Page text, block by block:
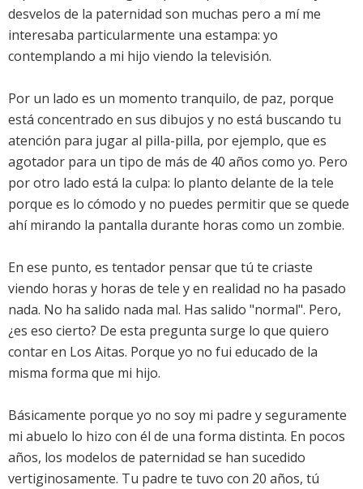
desvelos de la paternidad son muchas pero a mí me
interesaba particularmente una estampa: yo
contemplando a mi hijo viendo la televisión.
Por un lado es un momento tranquilo, de paz, porque
está concentrado en sus dibujos y no está buscando tu
atención para jugar al pilla-pilla, por ejemplo, que es
agotador para un tipo de más de 40 años como yo. Pero
por otro lado está la culpa: lo planto delante de la tele
porque es lo cómodo y no puedes permitir que se quede
ahí mirando la pantalla durante horas como un zombie.
En ese punto, es tentador pensar que tú te criaste
viendo horas y horas de tele y en realidad no ha pasado
nada. No ha salido nada mal. Has salido "normal". Pero,
¿es eso cierto? De esta pregunta surge lo que quiero
contar en Los Aitas. Porque yo no fui educado de la
misma forma que mi hijo.
Básicamente porque yo no soy mi padre y seguramente
mi abuelo lo hizo con él de una forma distinta. En pocos
años, los modelos de paternidad se han sucedido
vertiginosamente. Tu padre te tuvo con 20 años, tú